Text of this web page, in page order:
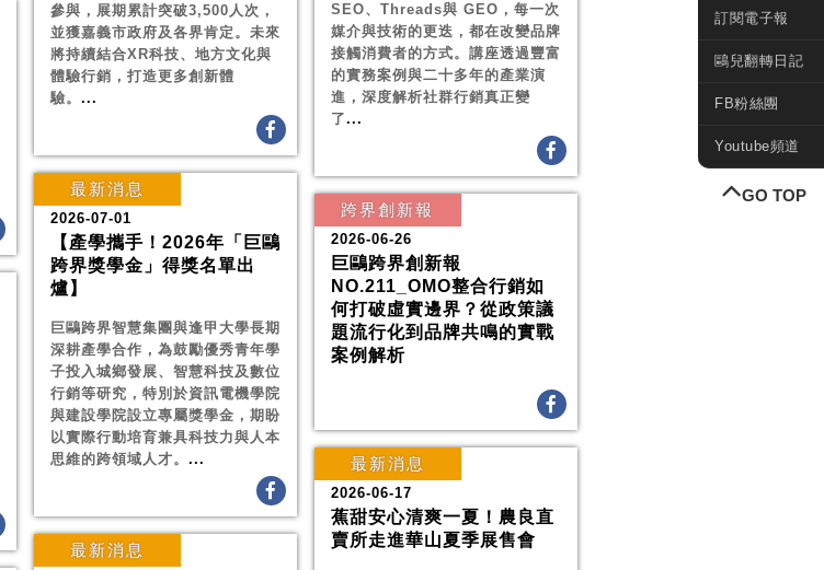
訂閱電子報
鷗兒翻轉日記
FB粉絲團
Youtube頻道
GO TOP
參與，展期累計突破3,500人次，
並獲嘉義市政府及各界肯定。未來
將持續結合XR科技、地方文化與
體驗行銷，打造更多創新體
驗。 ...
SEO、Threads與 GEO，每一次
媒介與技術的更迭，都在改變品牌
接觸消費者的方式。講座透過豐富
的實務案例與二十多年的產業演
進，深度解析社群行銷真正變
了...
最新消息
2026-07-01
【產學攜手！2026年「巨鷗
跨界獎學金」得獎名單出
爐】
巨鷗跨界智慧集團與逢甲大學長期
深耕產學合作，為鼓勵優秀青年學
子投入城鄉發展、智慧科技及數位
行銷等研究，特別於資訊電機學院
與建設學院設立專屬獎學金，期盼
以實際行動培育兼具科技力與人本
思維的跨領域人才。 ...
跨界創新報
2026-06-26
巨鷗跨界創新報
NO.211_OMO整合行銷如
何打破虛實邊界？從政策議
題流行化到品牌共鳴的實戰
案例解析
最新消息
2026-06-17
蕉甜安心清爽一夏！農良直
賣所走進華山夏季展售會
最新消息